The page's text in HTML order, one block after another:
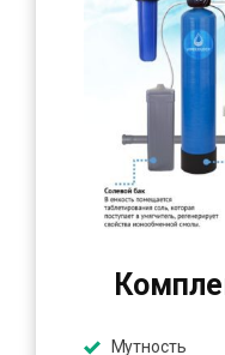
Мутность